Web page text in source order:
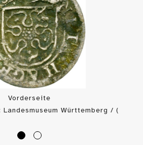
Vorderseite
Württemberg / (